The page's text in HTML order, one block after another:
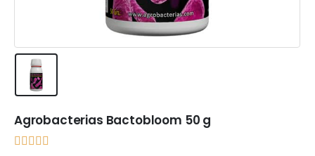
Agrobacterias Bactobloom 50 g